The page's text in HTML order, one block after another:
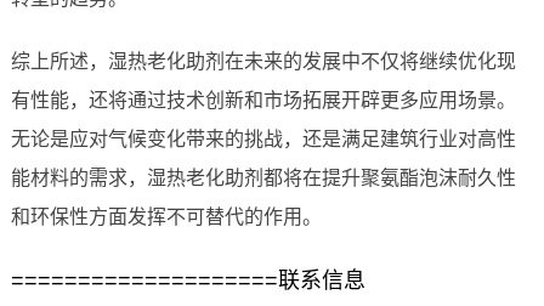
综上所述，湿热老化助剂在未来的发展中不仅将继续优化现
有性能，还将通过技术创新和市场拓展开辟更多应用场景。
无论是应对气候变化带来的挑战，还是满足建筑行业对高性
能材料的需求，湿热老化助剂都将在提升聚氨酯泡沫耐久性
和环保性方面发挥不可替代的作用。
====================联系信息